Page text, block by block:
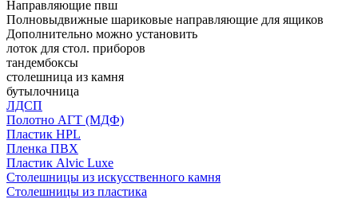
Направляющие пвш
Полновыдвижные шариковые направляющие для ящиков
Дополнительно можно установить
лоток для стол. приборов
тандембоксы
столешница из камня
бутылочница
ЛДСП
Полотно АГТ (МДФ)
Пластик HPL
Пленка ПВХ
Пластик Alvic Luxe
Столешницы из искусственного камня
Столешницы из пластика